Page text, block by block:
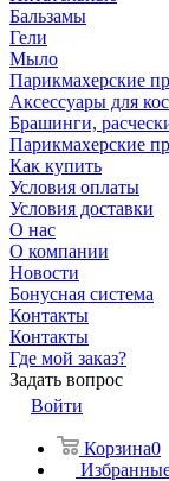
Бальзамы
Гели
Мыло
Парикмахерские
Аксессуары для
Брашинги,
Парикмахерские
Как купить
Условия оплаты
Условия доставки
О нас
О компании
Новости
Бонусная система
Контакты
Контакты
Где мой заказ?
Задать вопрос
Войти
Корзина0